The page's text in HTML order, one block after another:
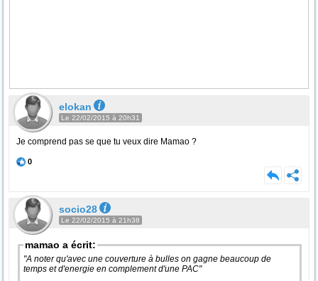
elokan
Le 22/02/2015 à 20h31
Je comprend pas se que tu veux dire Mamao ?
0
socio28
Le 22/02/2015 à 21h38
mamao a écrit:
"A noter qu'avec une couverture à bulles on gagne beaucoup de
temps et d'energie en complement d'une PAC"